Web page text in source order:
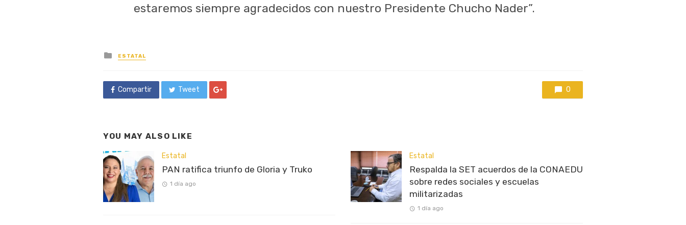
estaremos siempre agradecidos con nuestro Presidente Chucho Nader”.
Posted
in
ESTATAL
Compartir Tweet 0
YOU MAY ALSO LIKE
Estatal
PAN ratifica triunfo de Gloria y Truko
1 día ago
Estatal
Respalda la SET acuerdos de la CONAEDU
sobre redes sociales y escuelas
militarizadas
1 día ago